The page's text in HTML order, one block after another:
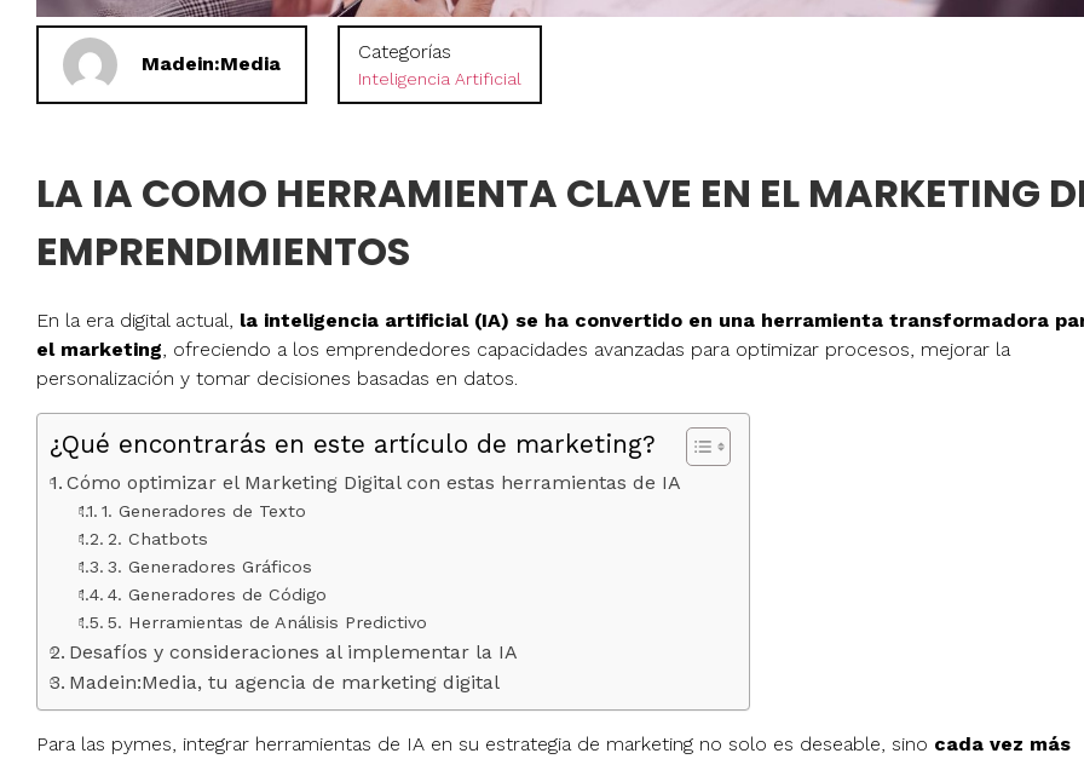
Madein:Media Categorías
Inteligencia Artificial
LA IA COMO HERRAMIENTA CLAVE EN EL MARKETING
EMPRENDIMIENTOS
En la era digital actual, la inteligencia artificial (IA) se ha convertido en una herramienta transformadora
el marketing, ofreciendo a los emprendedores capacidades avanzadas para optimizar procesos, mejorar la
personalización y tomar decisiones basadas en datos.
¿Qué encontrarás en este artículo de marketing?
Cómo optimizar el Marketing Digital con estas herramientas de IA
1. Generadores de Texto
2. Chatbots
3. Generadores Gráficos
4. Generadores de Código
5. Herramientas de Análisis Predictivo
Desafíos y consideraciones al implementar la IA
Madein:Media, tu agencia de marketing digital
Para las pymes, integrar herramientas de IA en su estrategia de marketing no solo es deseable, sino cada vez más